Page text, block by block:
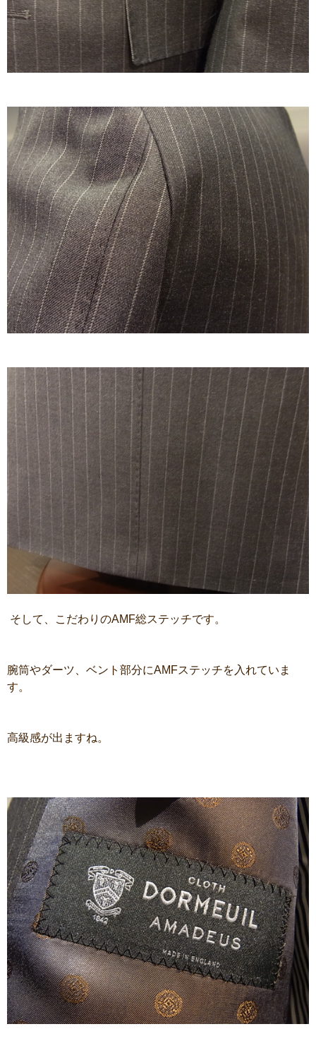
そして、こだわりのAMF総ステッチです。
腕筒やダーツ、ベント部分にAMFステッチを入れていま
す。
高級感が出ますね。